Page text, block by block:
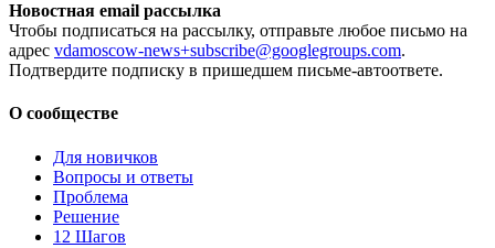
Новостная email рассылка
Чтобы подписаться на рассылку, отправьте любое письмо на
адрес vdamoscow-news+subscribe@googlegroups.com.
Подтвердите подписку в пришедшем письме-автоответе.
О сообществе
Для новичков
Вопросы и ответы
Проблема
Решение
12 Шагов